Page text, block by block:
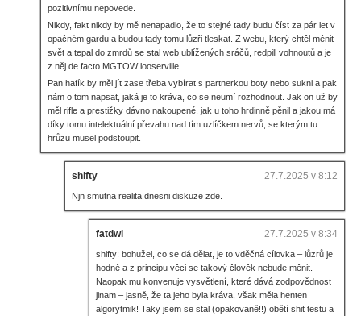
pozitivnímu nepovede.
Nikdy, fakt nikdy by mě nenapadlo, že to stejné tady budu číst za pár let v
opačném gardu a budou tady tomu lůzři tleskat. Z webu, který chtěl měnit
svět a tepal do zmrdů se stal web ublížených sráčů, redpill vohnoutů a je
z něj de facto MGTOW looserville.
Pan hafík by měl jít zase třeba vybírat s partnerkou boty nebo sukni a pak
nám o tom napsat, jaká je to kráva, co se neumí rozhodnout. Jak on už by
měl rifle a prestižky dávno nakoupené, jak u toho hrdinně pěnil a jakou má
díky tomu intelektuální převahu nad tím uzlíčkem nervů, se kterým tu
hrůzu musel podstoupit.
shifty 27.7.2025 v 8:12
Njn smutna realita dnesni diskuze zde.
fatdwi 27.7.2025 v 8:34
shifty: bohužel, co se dá dělat, je to vděčná cílovka – lůzrů je
hodně a z principu věci se takový člověk nebude měnit.
Naopak mu konvenuje vysvětlení, které dává zodpovědnost
jinam – jasně, že ta jeho byla kráva, však měla henten
algorytmik! Taky jsem se stal (opakovaně!!) obětí shit testu a